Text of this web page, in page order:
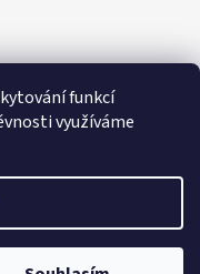
funkcí
využíváme